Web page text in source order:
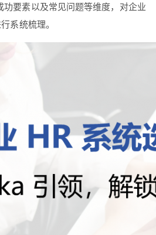
功要素以及常见问题等维度，对企业
系统梳理。